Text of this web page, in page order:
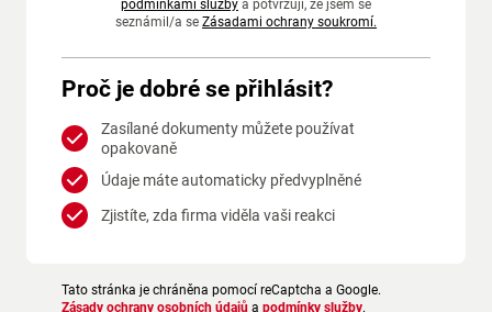
podmínkami služby a potvrzuji, že jsem se
seznámil/a se Zásadami ochrany soukromí.
Proč je dobré se přihlásit?
Zasílané dokumenty můžete používat
opakovaně
Údaje máte automaticky předvyplněné
Zjistíte, zda firma viděla vaši reakci
Tato stránka je chráněna pomocí reCaptcha a Google.
Zásady ochrany osobních údajů a podmínky služby.